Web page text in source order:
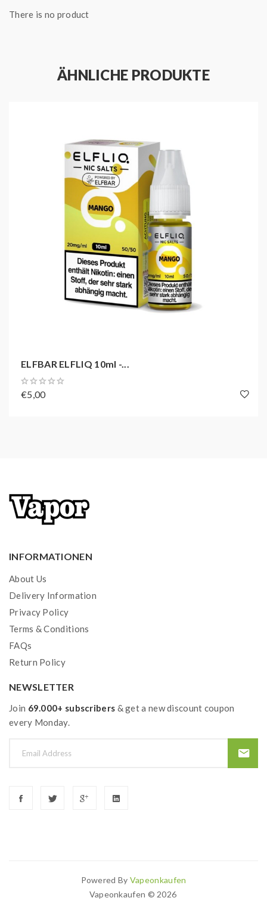
There is no product
ÄHNLICHE PRODUKTE
ELFBAR ELFLIQ 10ml -...
€5,00
INFORMATIONEN
About Us
Delivery Information
Privacy Policy
Terms & Conditions
FAQs
Return Policy
NEWSLETTER
Join 69.000+ subscribers & get a new discount coupon
every Monday.
Powered By Vapeonkaufen
Vapeonkaufen © 2026